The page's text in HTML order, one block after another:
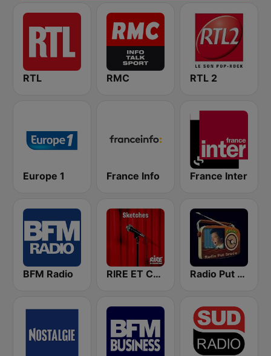
RTL RMC RTL 2
Europe 1 France Info France Inter
BFM Radio RIRE ET CHANSONS SKETCHES Radio Put Sreće